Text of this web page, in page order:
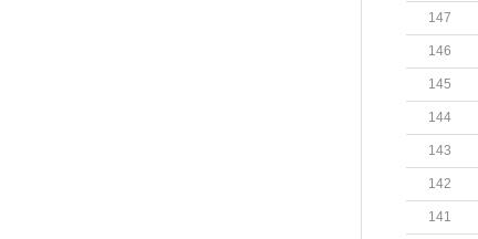
147
146
145
144
143
142
141